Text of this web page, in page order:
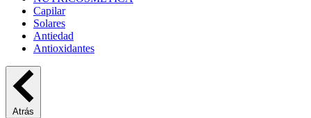
Capilar
Solares
Antiedad
Antioxidantes
Atrás